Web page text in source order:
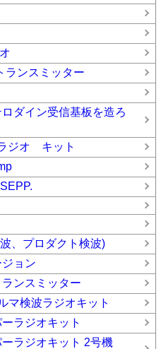
ランスミッター
ダイン受信基板を造ろ
ジオ キット
、プロダクト検波)
ョン
ンスミッター
検波ラジオキット
ラジオキット
ラジオキット 2号機